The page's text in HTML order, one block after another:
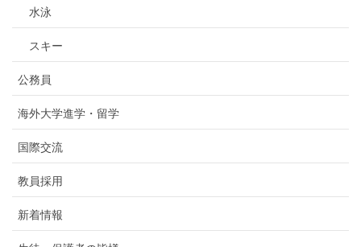
水泳
スキー
公務員
海外大学進学・留学
国際交流
教員採用
新着情報